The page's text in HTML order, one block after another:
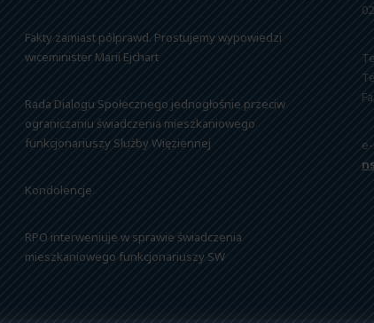
Fakty zamiast półprawd. Prostujemy wypowiedzi
wiceminister Marii Ejchart
Rada Dialogu Społecznego jednogłośnie przeciw
ograniczaniu świadczenia mieszkaniowego
funkcjonariuszy Służby Więziennej
Kondolencje
RPO interweniuje w sprawie świadczenia
mieszkaniowego funkcjonariuszy SW